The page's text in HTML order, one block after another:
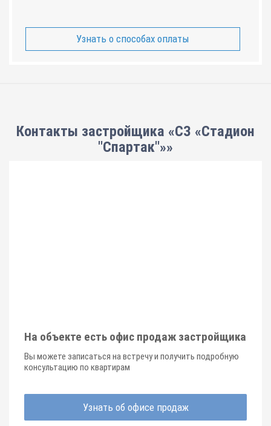
Узнать о способах оплаты
Контакты застройщика «СЗ «Стадион
"Спартак"»»
На объекте есть офис продаж застройщика
Вы можете записаться на встречу и получить подробную
консультацию по квартирам
Узнать об офисе продаж